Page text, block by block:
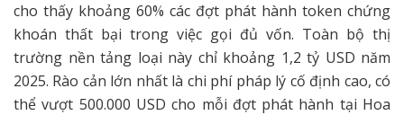
cho thấy khoảng 60% các đợt phát hành token chứng
khoán thất bại trong việc gọi đủ vốn. Toàn bộ thị
trường nền tảng loại này chỉ khoảng 1,2 tỷ USD năm
2025. Rào cản lớn nhất là chi phí pháp lý cố định cao, có
thể vượt 500.000 USD cho mỗi đợt phát hành tại Hoa